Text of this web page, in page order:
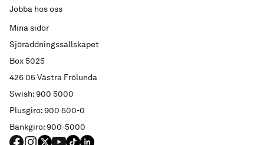
Sjöräddningssällskapet
Box 5025
426 05 Västra Frölunda
Swish: 900 5000
Plusgiro: 900 500-0
Bankgiro: 900-5000
Jobba hos oss
Mina sidor